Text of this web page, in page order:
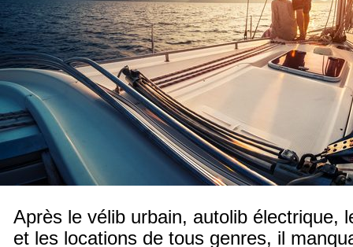
Après le vélib urbain, autolib électrique,
et les locations de tous genres, il